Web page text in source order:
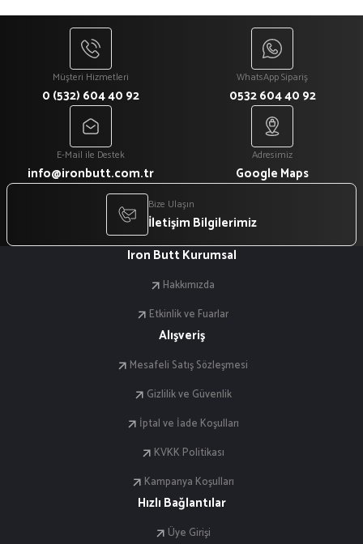
Müşteri Hizmetleri
0 (532) 604 40 92
WhatsApp Sipariş
0532 604 40 92
E-Mail ile Destek
info@ironbutt.com.tr
Adresimiz
Google Maps
Bize Ulaşın
İletişim Bilgilerimiz
Iron Butt Kurumsal
Hakkımızda
Etkinlik ve Fuarlar
Alışveriş
Mesafeli Satış Sözleşmesi
Gizlilik ve Güvenlik
İptal ve İade Koşulları
KVKK Politikası
Kampanya Koşulları
Hızlı Bağlantılar
Üye Girişi